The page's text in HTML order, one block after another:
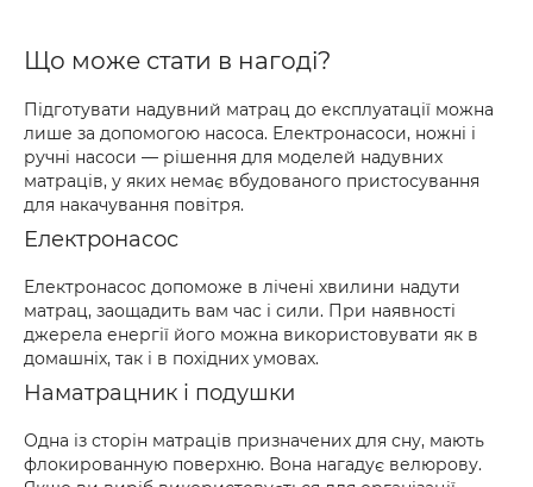
Що може стати в нагоді?
Підготувати надувний матрац до експлуатації можна
лише за допомогою насоса. Електронасоси, ножні і
ручні насоси — рішення для моделей надувних
матраців, у яких немає вбудованого пристосування
для накачування повітря.
Електронасос
Електронасос допоможе в лічені хвилини надути
матрац, заощадить вам час і сили. При наявності
джерела енергії його можна використовувати як в
домашніх, так і в похідних умовах.
Наматрацник і подушки
Одна із сторін матраців призначених для сну, мають
флокированную поверхню. Вона нагадує велюрову.